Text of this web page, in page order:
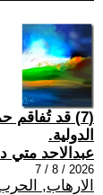
(7) قد تُفاقم
الدولية.
عبدالاحد متي
2026 / 8 / 7
الارهاب,